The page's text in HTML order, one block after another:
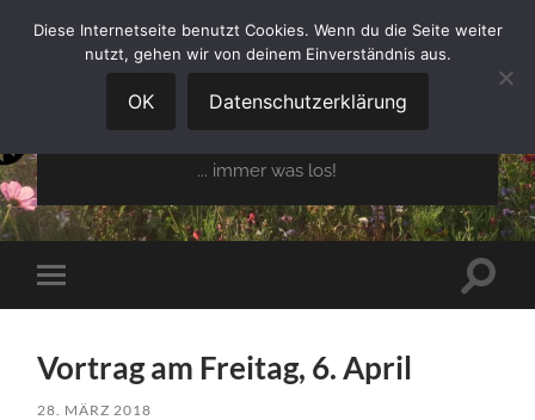
GARTENBAUVEREIN
OBERGLAIM E.V.
... immer was los!
Mobile-
Menü
Vortrag am Freitag, 6. April
28. MÄRZ 2018
Diese Internetseite benutzt Cookies. Wenn du die Seite weiter
nutzt, gehen wir von deinem Einverständnis aus.
OK Datenschutzerklärung